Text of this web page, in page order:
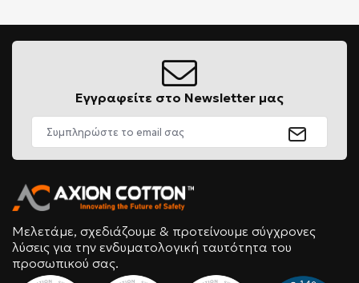
Εγγραφείτε στο Newsletter μας
Μελετάμε, σχεδιάζουμε & προτείνουμε σύγχρονες
λύσεις για την ενδυματολογική ταυτότητα του
προσωπικού σας.